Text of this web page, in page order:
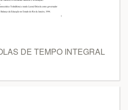
DE TEMPO INTEGRAL